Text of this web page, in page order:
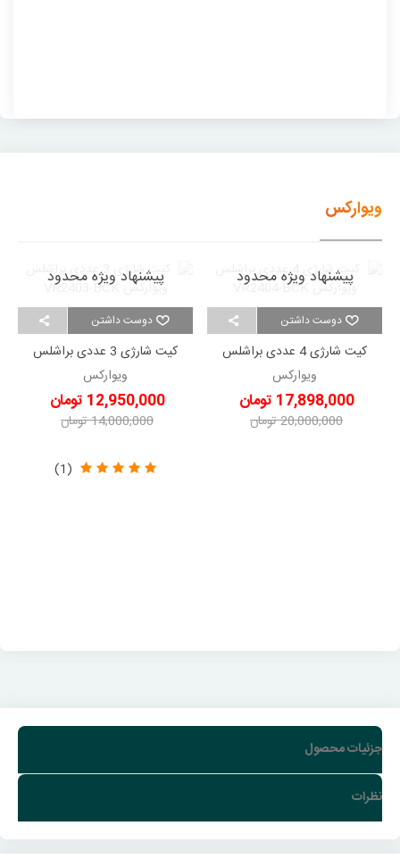
ویوارکس
دوست داشتن
پیشنهاد ویژه محدود
کیت شارژی 4 عددی براشلس
ویوارکس VR2404-BCKویوارکس
17,898,000 تومان
20,000,000 تومان
دوست داشتن
پیشنهاد ویژه محدود
کیت شارژی 3 عددی براشلس
ویوارکس VR2403-BCKویوارکس
12,950,000 تومان
14,000,000 تومان
(1)
جزئیات محصول
نظرات